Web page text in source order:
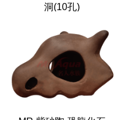
洞(10孔)